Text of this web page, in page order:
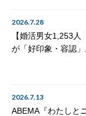
2026.7.28
【婚活男女1,253
が「好印象・容認
2026.7.13
ABEMA『わたしと